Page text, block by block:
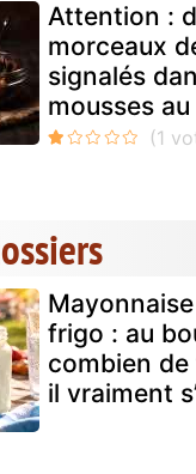
Attention :
morceaux
signalés
mousses
frigo : au
combien
il vraiment